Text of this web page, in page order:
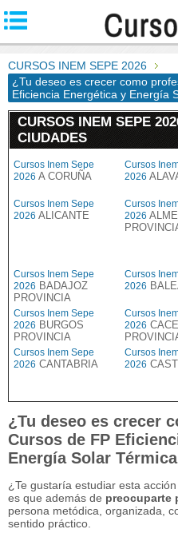
CURSOS INEM SEPE 2026
¿Tu deseo es crecer como
Eficiencia Energética y Energía
CURSOS INEM SEPE
CIUDADES
Cursos Inem Sepe
2026 A CORUÑA
Cursos
2026
Cursos Inem Sepe
2026 ALICANTE
Cursos
2026
Cursos Inem Sepe
2026 BADAJOZ
PROVINCIA
Cursos
2026
Cursos Inem Sepe
2026 BURGOS
PROVINCIA
Cursos
2026
Cursos Inem Sepe
2026 CANTABRIA
Cursos
2026
¿Tu deseo es crecer
Cursos de FP
Energía Solar
¿Te gustaría estudiar esta
es que además de preocuparte
persona metódica, organizada,
sentido práctico.